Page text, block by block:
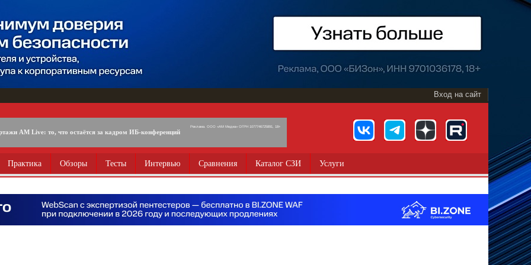
Вход на сайт
AM Live: то, что остаётся за кадром ИБ-конференций
Реклама. ООО «АМ Медиа» ОГРН 1077746725891, 18+
Практика Обзоры Тесты Интервью Сравнения Каталог СЗИ Услуги